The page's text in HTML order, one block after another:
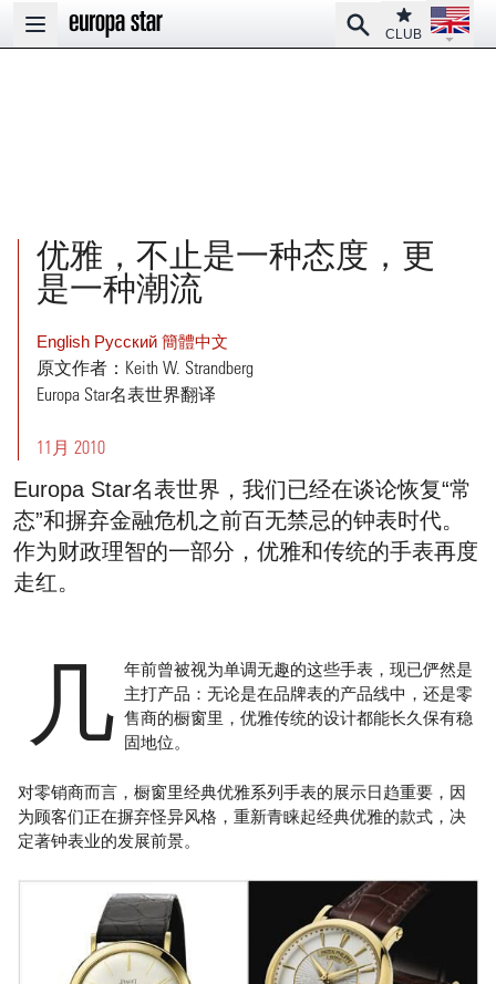
Open main menu
SearchClub
CLUB
Open
优雅，不止是一种态度，更
是一种潮流
English Pусский 簡體中文
原文作者：Keith W. Strandberg
Europa Star名表世界翻译
11月 2010
Europa Star名表世界，我们已经在谈论恢复“常
态”和摒弃金融危机之前百无禁忌的钟表时代。
作为财政理智的一部分，优雅和传统的手表再度
走红。
几 年前曾被视为单调无趣的这些手表，现已俨然是
主打产品：无论是在品牌表的产品线中，还是零
售商的橱窗里，优雅传统的设计都能长久保有稳
固地位。
对零销商而言，橱窗里经典优雅系列手表的展示日趋重要，因
为顾客们正在摒弃怪异风格，重新青睐起经典优雅的款式，决
定著钟表业的发展前景。